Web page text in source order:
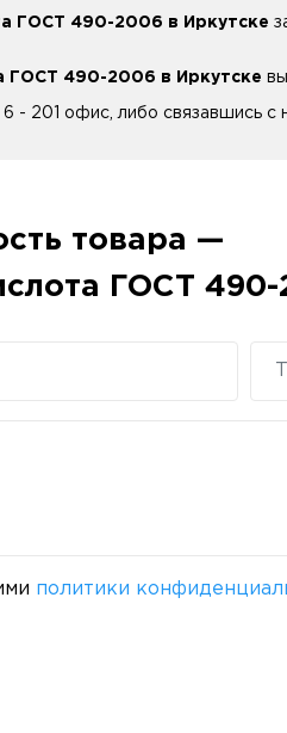
ГОСТ 490-2006 в Иркутске
ГОСТ 490-2006 в Иркутске
6 - 201 офис, либо связавшись
товара —
ГОСТ 490-
политики